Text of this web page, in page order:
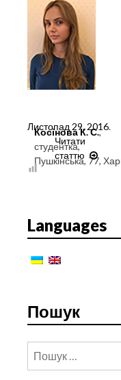
Косінова К. С.,
студентка,
Пушкінська, 77,
Листопад 29, 2016.
Читати
статтю
A
AS
AN
Languages
Пошук
Пошук: